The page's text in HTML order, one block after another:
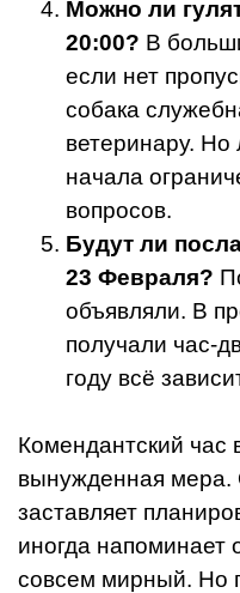
Можно ли
20:00? В
если нет
собака
ветеринару. Но
начала
вопросов.
Будут ли
23 Февраля?
объявляли. В
получали час-
году всё
Комендантский
вынужденная мера.
заставляет
иногда напоминает
совсем мирный. Но